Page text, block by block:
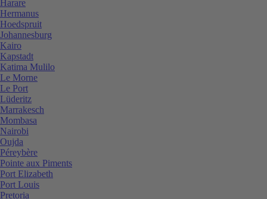
Harare
Hermanus
Hoedspruit
Johannesburg
Kairo
Kapstadt
Katima Mulilo
Le Morne
Le Port
Lüderitz
Marrakesch
Mombasa
Nairobi
Oujda
Péreybère
Pointe aux Piments
Port Elizabeth
Port Louis
Pretoria